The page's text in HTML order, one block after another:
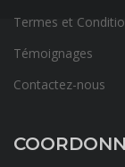
Termes et
Témoignages
Contactez-nous